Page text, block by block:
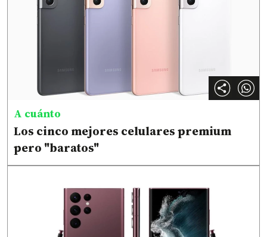
A cuánto
Los cinco mejores celulares premium
pero "baratos"